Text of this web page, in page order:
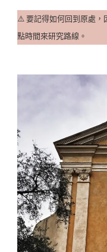
⚠️ 要記得如何回到原處，
點時間來研究路線。